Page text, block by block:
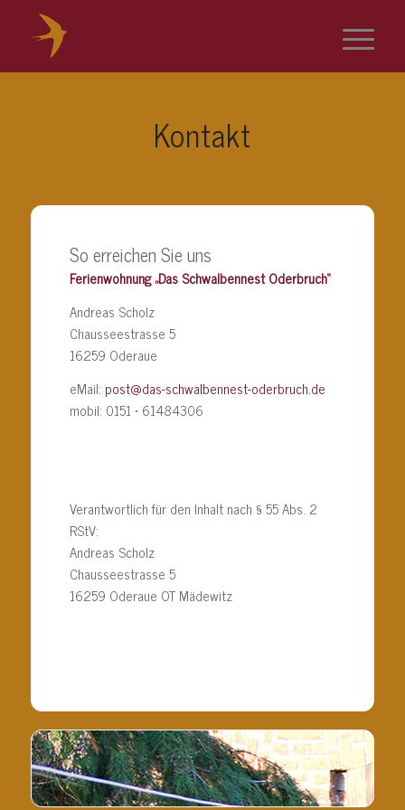
Kontakt
So erreichen Sie uns
Ferienwohnung „Das Schwalbennest Oderbruch“
Andreas Scholz
Chausseestrasse 5
16259 Oderaue
eMail: post@das-schwalbennest-oderbruch.de
mobil: 0151 • 61484306
Verantwortlich für den Inhalt nach § 55 Abs. 2
RStV:
Andreas Scholz
Chausseestrasse 5
16259 Oderaue OT Mädewitz